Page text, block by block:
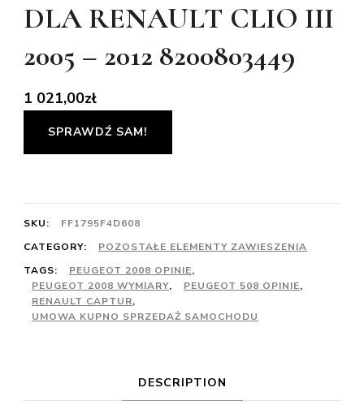
DLA RENAULT CLIO III
2005 – 2012 8200803449
1 021,00zł
SPRAWDŹ SAM!
SKU:
FF1795F4D608
CATEGORY:
POZOSTAŁE ELEMENTY ZAWIESZENIA
TAGS:
PEUGEOT 2008 OPINIE,
PEUGEOT 2008 WYMIARY, PEUGEOT 508 OPINIE,
RENAULT CAPTUR,
UMOWA KUPNO SPRZEDAŻ SAMOCHODU
DESCRIPTION